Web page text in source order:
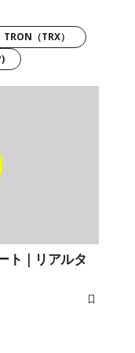
TRON（TRX）
ト｜リアルタ